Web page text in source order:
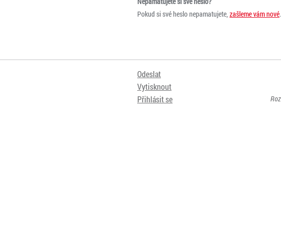
Pokud si své heslo nepamatujete, zašleme vám nové.
Odeslat
Vytisknout
Přihlásit se